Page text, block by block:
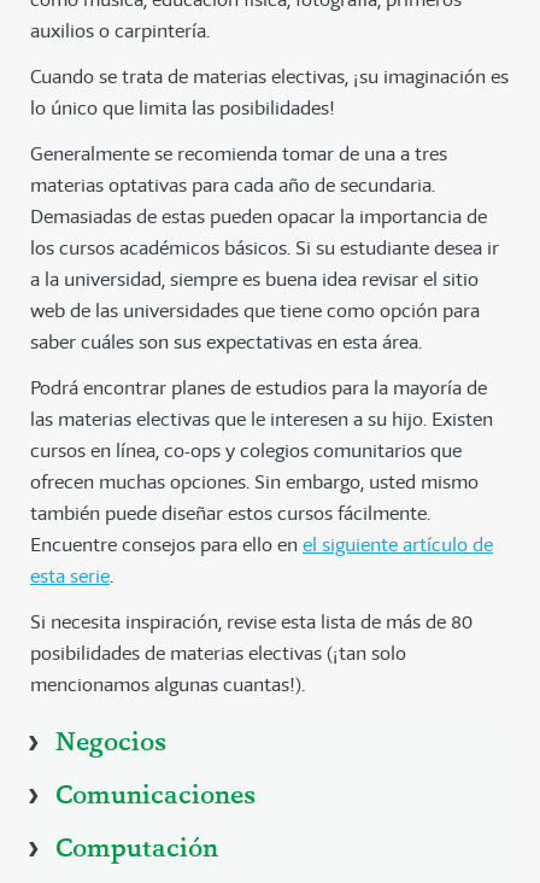
auxilios o carpintería.
Cuando se trata de materias electivas, ¡su imaginación es
lo único que limita las posibilidades!
Generalmente se recomienda tomar de una a tres
materias optativas para cada año de secundaria.
Demasiadas de estas pueden opacar la importancia de
los cursos académicos básicos. Si su estudiante desea ir
a la universidad, siempre es buena idea revisar el sitio
web de las universidades que tiene como opción para
saber cuáles son sus expectativas en esta área.
Podrá encontrar planes de estudios para la mayoría de
las materias electivas que le interesen a su hijo. Existen
cursos en línea, co-ops y colegios comunitarios que
ofrecen muchas opciones. Sin embargo, usted mismo
también puede diseñar estos cursos fácilmente.
Encuentre consejos para ello en el siguiente artículo de
esta serie.
Si necesita inspiración, revise esta lista de más de 80
posibilidades de materias electivas (¡tan solo
mencionamos algunas cuantas!).
Negocios
Comunicaciones
Computación